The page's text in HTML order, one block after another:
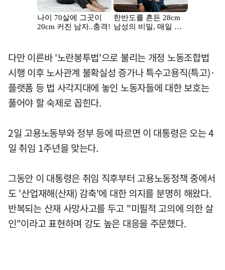
다만 이른바 '노란봉투법'으로 불리는 개정 노동조합법
시행 이후 노사관계 불확실성 증가나 특수고용직(특고)·
플랫폼 등 법 사각지대에 놓인 노동자들에 대한 보호는
풀어야 할 숙제로 꼽힌다.
2일 고용노동부와 정부 등에 따르면 이 대통령은 오는 4
일 취임 1주년을 맞는다.
그동안 이 대통령은 취임 직후부터 고용노동정책 중에서
도 '산업재해(산재) 감축'에 대한 의지를 분명히 해왔다.
반복되는 산재 사망사고를 두고 "미필적 고의에 의한 살
인"이라고 표현하며 강도 높은 대응을 주문했다.